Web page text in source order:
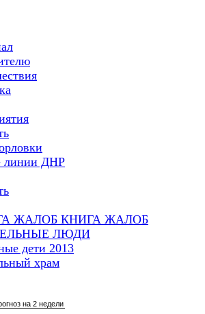
линии ДНР
КНИГА ЖАЛОБ
ЛЮДИ
дети 2013
храм